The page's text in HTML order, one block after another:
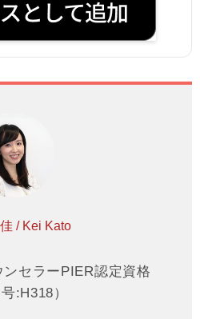
/ Kei Kato
セラーPIER認定資格
:H318）